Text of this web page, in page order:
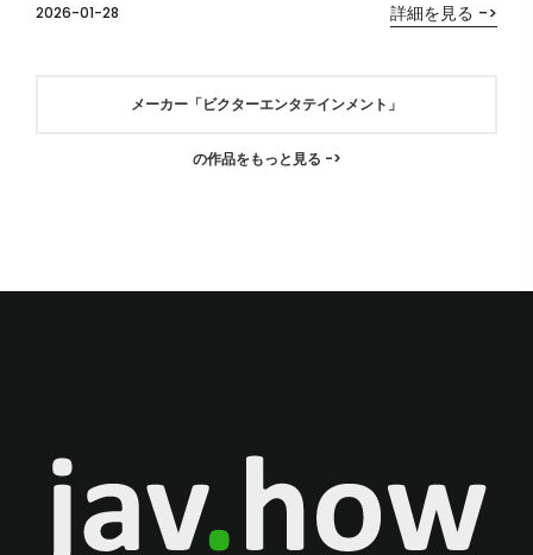
2026-01-28
詳細を見る ->
メーカー「ビクターエンタテインメント」
の作品をもっと見る ->